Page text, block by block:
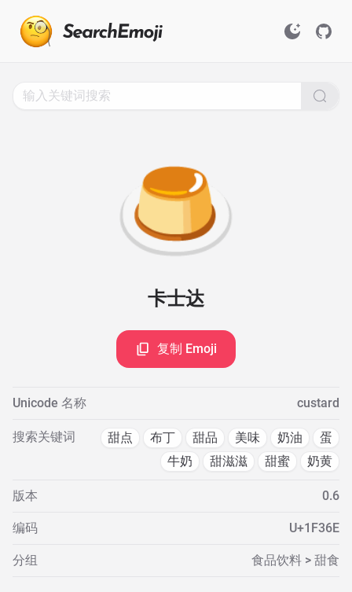
🍮
卡士达
复制 Emoji
Unicode 名称 custard
搜索关键词 甜点 布丁 甜品 美味 奶油
蛋
牛奶
甜滋滋 甜蜜 奶黄
版本 0.6
编码 U+1F36E
分组 食品饮料 > 甜食